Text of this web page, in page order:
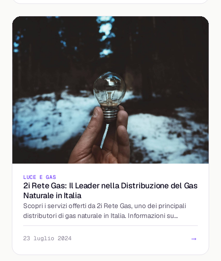
LUCE E GAS
2i Rete Gas: Il Leader nella Distribuzione del Gas
Naturale in Italia
Scopri i servizi offerti da 2i Rete Gas, uno dei principali
distributori di gas naturale in Italia. Informazioni su
connessioni, emergenze e contatti.
23 luglio 2024 →